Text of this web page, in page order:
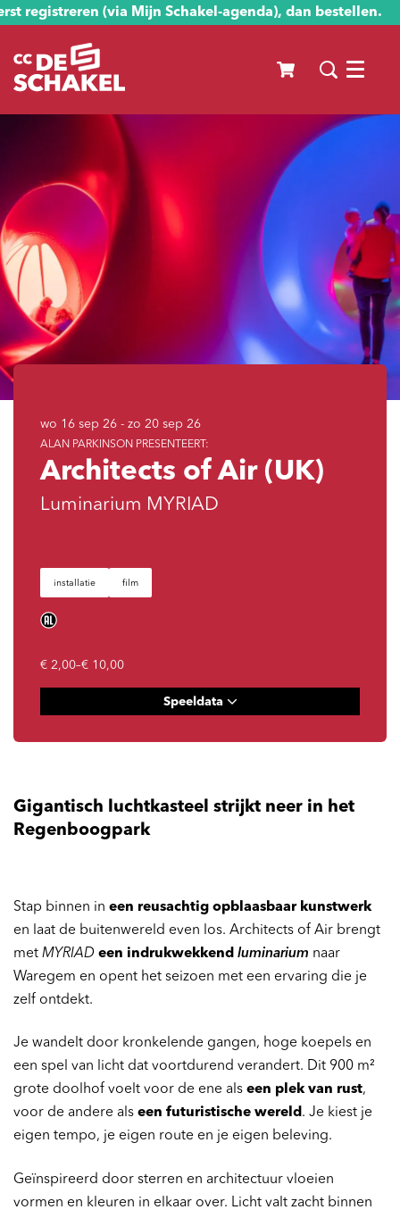
registreren (via Mijn Schakel-agenda), dan bestellen.
Menu
Architects of Air (UK)
Luminarium MYRIAD
ALAN PARKINSON PRESENTEERT:
wo 16 sep 26 - zo 20 sep 26
installatie film
€ 2,00–€ 10,00
Speeldata
Gigantisch luchtkasteel strijkt neer in het
Regenboogpark
Stap binnen in een reusachtig opblaasbaar kunstwerk
en laat de buitenwereld even los. Architects of Air brengt
met MYRIAD een indrukwekkend luminarium naar
Waregem en opent het seizoen met een ervaring die je
zelf ontdekt.
Je wandelt door kronkelende gangen, hoge koepels en
een spel van licht dat voortdurend verandert. Dit 900 m²
grote doolhof voelt voor de ene als een plek van rust,
voor de andere als een futuristische wereld. Je kiest je
eigen tempo, je eigen route en je eigen beleving.
Geïnspireerd door sterren en architectuur vloeien
vormen en kleuren in elkaar over. Licht valt zacht binnen